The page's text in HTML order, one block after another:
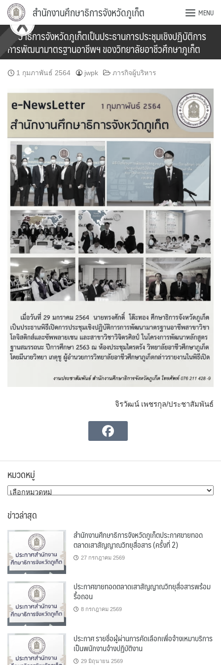
Skip
content
สำนักงานศึกษาธิการจังหวัดภูเก็ต MENU
ศึกษาธิการจังหวัดภูเก็ตเป็นประธานการประชุมเชิงปฏิบัติการ
การพัฒนามาตรฐานอาชีพฯ ของวิทยาลัยอาชีวศึกษาภูเก็ต
1 กุมภาพันธ์ 2564 jwpk ภารกิจผู้บริหาร
จิรวัฒน์ เพชรกุล/ประชาสัมพันธ์
หมวดหมู่
หมวด
ข่าวล่าสุด
สำนักงานศึกษาธิการจังหวัดภูเก็ตประกาศขายทอด
ตลาดเสาสัญญาณวิทยุสื่อสาร (ครั้งที่ 2)
27 กรกฎาคม 2569
ประกาศขายทอดตลาดเสาสัญญาณวิทยุสื่อสารพร้อม
รื้อถอน
8 กรกฎาคม 2569
ประกาศ รายชื่อผู้ผ่านการคัดเลือกเพื่อจ้างเหมาบริการ
เป็นพนักงานจ้างปฏิบัติงาน
29 มิถุนายน 2569